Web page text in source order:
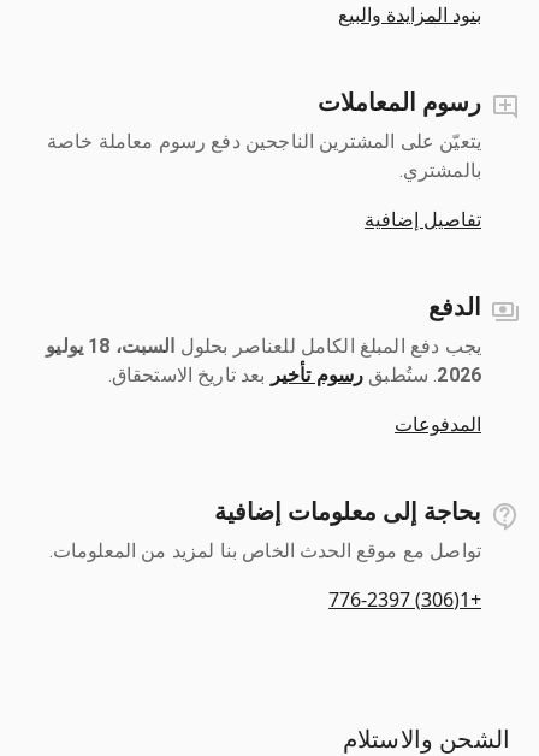
بنود المزايدة والبيع
رسوم المعاملات
يتعيّن على المشترين الناجحين دفع رسوم معاملة خاصة
بالمشتري.
تفاصيل إضافية
الدفع
يجب دفع المبلغ الكامل للعناصر بحلول ‎
السبت، 18 يوليو
2026
رسوم تأخير بعد تاريخ الاستحقاق.
المدفوعات
بحاجة إلى معلومات إضافية
تواصل مع موقع الحدث الخاص بنا لمزيد من المعلومات.
+1(306) 776-2397
الشحن والاستلام